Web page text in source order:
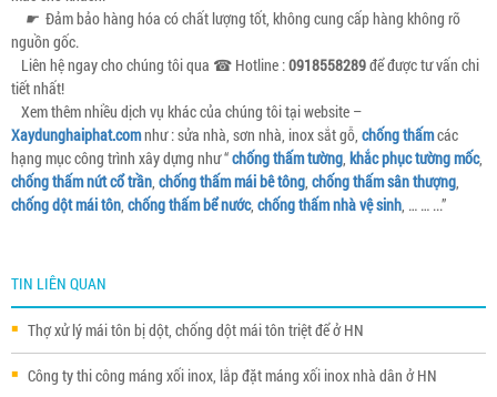
☛ Đảm bảo hàng hóa có chất lượng tốt, không cung cấp hàng không rõ
nguồn gốc.
Liên hệ ngay cho chúng tôi qua ☎ Hotline :0918558289để được tư vấn chi
tiết nhất!
Xem thêm nhiều dịch vụ khác của chúng tôi tại website –
Xaydunghaiphat.comnhư : sửa nhà, sơn nhà, inox sắt gỗ, chống thấmcác
hạng mục công trình xây dựng như “chống thấm tường, khắc phục tường mốc,
chống thấm nứt cổ trần, chống thấm mái bê tông, chống thấm sân thượng,
chống dột mái tôn, chống thấm bể nước, chống thấm nhà vệ sinh, … … ...”
TIN LIÊN QUAN
Thợ xử lý mái tôn bị dột, chống dột mái tôn triệt để ở HN
Công ty thi công máng xối inox, lắp đặt máng xối inox nhà dân ở HN